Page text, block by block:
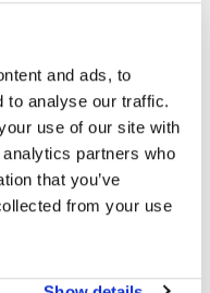
and ads, to
to analyse our traffic.
use of our site with
partners who
that you’ve
from your use